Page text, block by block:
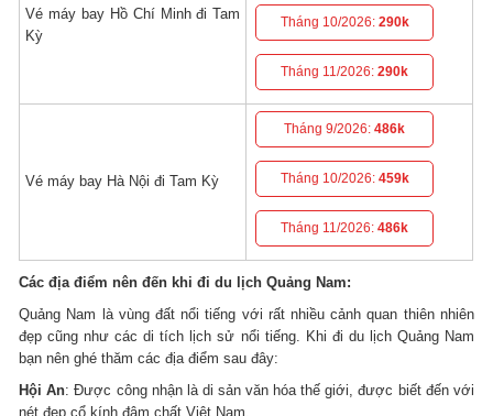
Vé máy bay Hồ Chí Minh đi Tam
Kỳ
Tháng 10/2026: 290k
Tháng 11/2026:290k
Vé máy bay Hà Nội đi Tam Kỳ
Tháng 9/2026:486k
Tháng 10/2026: 459k
Tháng 11/2026:486k
Các địa điểm nên đến khi đi du lịch Quảng Nam:
Quảng Nam là vùng đất nổi tiếng với rất nhiều cảnh quan thiên nhiên
đẹp cũng như các di tích lịch sử nổi tiếng. Khi đi du lịch Quảng Nam
bạn nên ghé thăm các địa điểm sau đây:
Hội An: Được công nhận là di sản văn hóa thế giới, được biết đến với
nét đẹp cổ kính đậm chất Việt Nam.